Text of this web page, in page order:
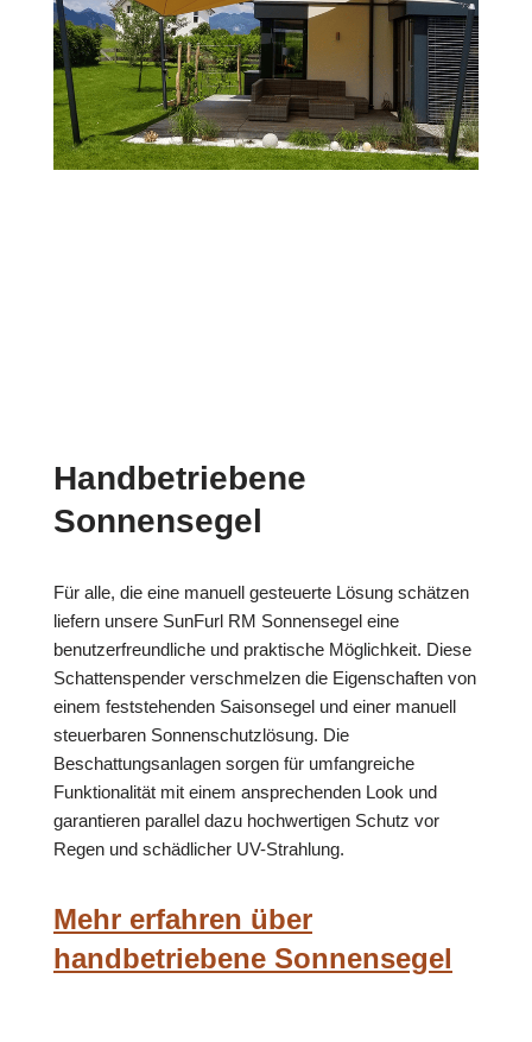
Handbetriebene
Sonnensegel
Für alle, die eine manuell gesteuerte Lösung schätzen
liefern unsere SunFurl RM Sonnensegel eine
benutzerfreundliche und praktische Möglichkeit. Diese
Schattenspender verschmelzen die Eigenschaften von
einem feststehenden Saisonsegel und einer manuell
steuerbaren Sonnenschutzlösung. Die
Beschattungsanlagen sorgen für umfangreiche
Funktionalität mit einem ansprechenden Look und
garantieren parallel dazu hochwertigen Schutz vor
Regen und schädlicher UV-Strahlung.
Mehr erfahren über
handbetriebene Sonnensegel